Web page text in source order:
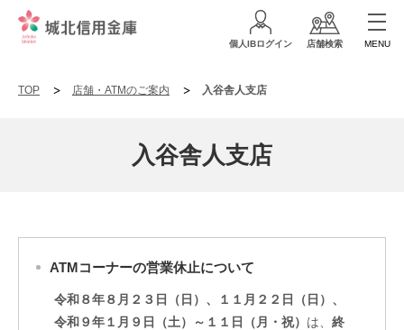
個人IBログイン 店舗検索 MENU
TOP 店舗・ATMのご案内 入谷舎人支店
入谷舎人支店
ATMコーナーの営業休止について
令和８年８月２３日（日）、１１月２２日（日）、
令和９年１月９日（土）～１１日（月・祝） は、 終